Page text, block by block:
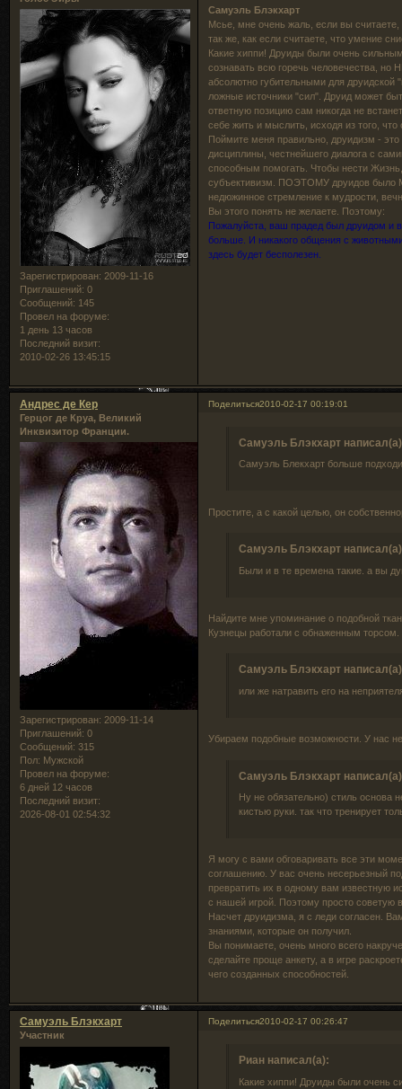
Зарегистрирован: 2009-11-16
Приглашений: 0
Сообщений: 145
Провел на форуме:
1 день 13 часов
Последний визит:
2010-02-26 13:45:15
Самуэль Блэкхарт
Мсье, мне очень жаль, если вы считаете,
так же, как если считаете, что умение
Какие хиппи! Друиды были очень
сознавать всю горечь человечества,
абсолютно губительными для
ложные источники "сил". Друид может
ответную позицию сам никогда не
себе жить и мыслить, исходя из того,
Поймите меня правильно, друидизм -
дисциплины, честнейшего диалога с
способным помогать. Чтобы нести
субъективизм. ПОЭТОМУ друидов было
недюжинное стремление к мудрости,
Вы этого понять не желаете. Поэтому:
Пожалуйста, ваш прадед был друидом и
больше. И никакого общения с
здесь будет бесполезен.
Поделиться2010-02-17 00:19:01
Андрес де Кер
Герцог де Круа, Великий
Инквизитор Франции.
Зарегистрирован: 2009-11-14
Приглашений: 0
Сообщений: 315
Пол: Мужской
Провел на форуме:
6 дней 12 часов
Последний визит:
2026-08-01 02:54:32
Самуэль Блэкхарт
Самуэль Блекхарт больше
Простите, а с какой целью, он
Самуэль Блэкхарт
Были и в те времена такие. а вы
Найдите мне упоминание о подобной
Кузнецы работали с обнаженным
Самуэль Блэкхарт
или же натравить его на
Убираем подобные возможности. У нас
Самуэль Блэкхарт
Ну не обязательно) стиль основа
кистью руки. так что тренирует
Я могу с вами обговаривать все эти
соглашению. У вас очень несерьезный
превратить их в одному вам известную
с нашей игрой. Поэтому просто советую
Насчет друидизма, я с леди согласен.
знаниями, которые он получил.
Вы понимаете, очень много всего
сделайте проще анкету, а в игре
чего созданных способностей.
Поделиться2010-02-17 00:26:47
Самуэль Блэкхарт
Участник
Риан написал(а):
Какие хиппи! Друиды были очень